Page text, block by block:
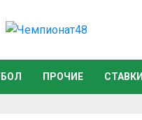
ПРОЧИЕ СТАВКИ